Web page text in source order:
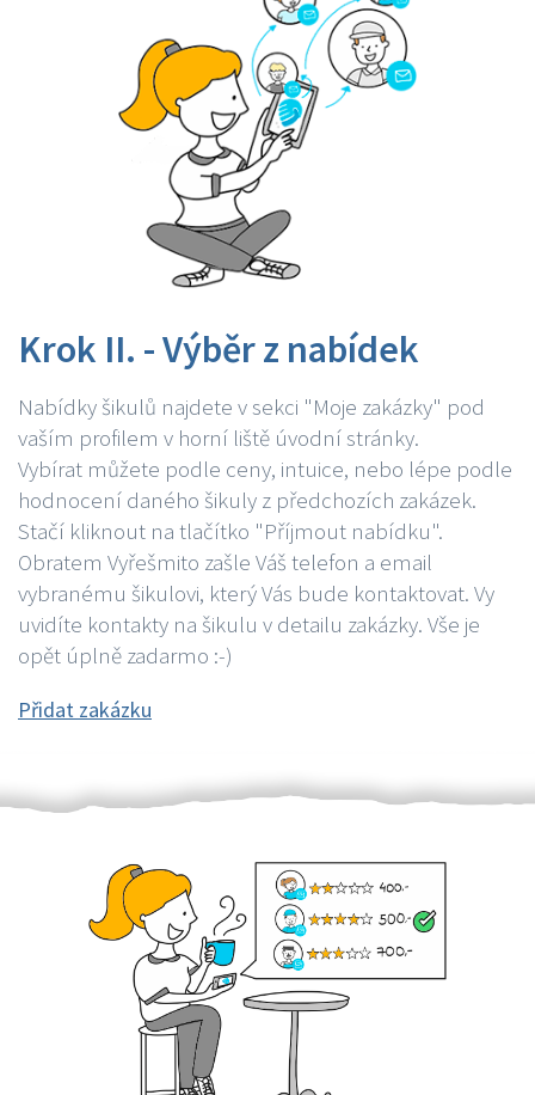
Krok II. - Výběr z nabídek
Nabídky šikulů najdete v sekci "Moje zakázky" pod
vaším profilem v horní liště úvodní stránky.
Vybírat můžete podle ceny, intuice, nebo lépe podle
hodnocení daného šikuly z předchozích zakázek.
Stačí kliknout na tlačítko "Příjmout nabídku".
Obratem Vyřešmito zašle Váš telefon a email
vybranému šikulovi, který Vás bude kontaktovat. Vy
uvidíte kontakty na šikulu v detailu zakázky. Vše je
opět úplně zadarmo :-)
Přidat zakázku